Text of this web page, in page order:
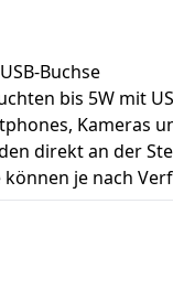
Buchse
bis 5W mit
Kameras
direkt an der
können je nach